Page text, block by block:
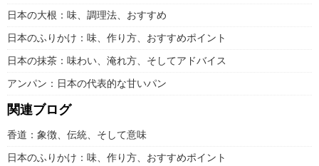
日本の大根：味、調理法、おすすめ
日本のふりかけ：味、作り方、おすすめポイント
日本の抹茶：味わい、淹れ方、そしてアドバイス
アンパン：日本の代表的な甘いパン
関連ブログ
香道：象徴、伝統、そして意味
日本のふりかけ：味、作り方、おすすめポイント